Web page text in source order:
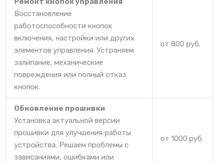
Восстановление
работоспособности кнопок
включения, настройки или других
элементов управления. Устраняем
залипание, механические
повреждения или полный отказ
кнопок.
от 800 руб.
Обновление прошивки
Установка актуальной версии
прошивки для улучшения работы
устройства. Решаем проблемы с
зависаниями, ошибками или
от 1000 руб.